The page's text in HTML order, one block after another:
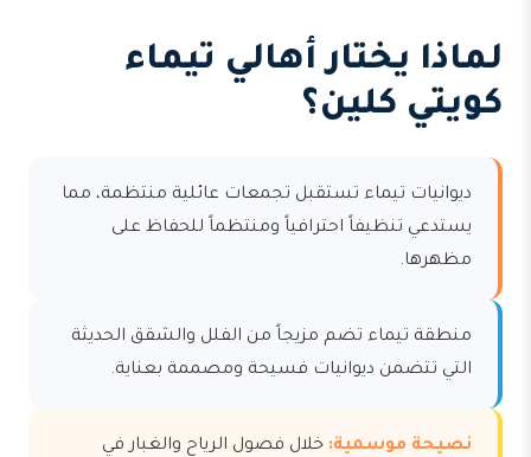
لماذا يختار أهالي تيماء
كويتي كلين؟
ديوانيات تيماء تستقبل تجمعات عائلية منتظمة، مما
يستدعي تنظيفاً احترافياً ومنتظماً للحفاظ على
مظهرها.
منطقة تيماء تضم مزيجاً من الفلل والشقق الحديثة
التي تتضمن ديوانيات فسيحة ومصممة بعناية.
نصيحة موسمية: خلال فصول الرياح والغبار في